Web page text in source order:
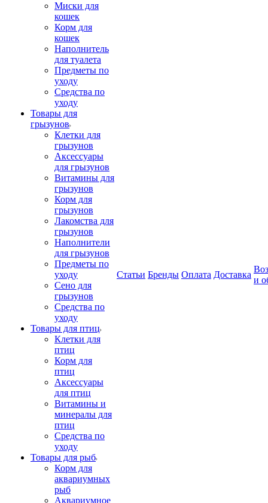
Миски для
кошек
Корм для
кошек
Наполнитель
для туалета
Предметы по
уходу
Средства по
уходу
Товары для
грызунов
Клетки для
грызунов
Аксессуары
для грызунов
Витамины для
грызунов
Корм для
грызунов
Лакомства для
грызунов
Наполнители
для грызунов
Предметы по
уходу
Сено для
грызунов
Средства по
уходу
Товары для птиц
Клетки для
птиц
Корм для
птиц
Аксессуары
для птиц
Витамины и
минералы для
птиц
Средства по
уходу
Товары для рыб
Корм для
аквариумных
рыб
Аквариумное
Статьи Бренды Оплата Доставка
и